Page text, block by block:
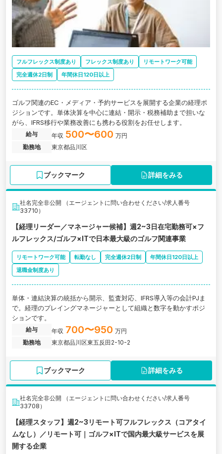
フルフレックス制度あり フレックス制度あり
リモートワーク可能
完全週休2日制
年間休日120日以上
ゴルフ関連のEC・メディア・予約サービスを展開する企業の経理ポ
ジションです。単体決算を中心に連結・開示・税務補助まで担いな
がら、IFRS移行や業務改善にも携わる役割をお任せします。
給与 年収 500〜600 万円
勤務地
東京都品川区
ブックマーク 詳細をみる
社名完全非公開 （エージェントに問い合わせください/求人番号
33710）
【経理リーダー／マネージャー候補】週2~3日在宅勤務可×フ
ルフレックス/ゴルフ×ITで日本最大級のゴルフ関連事業
リモートワーク可能 転勤なし 完全週休2日制
年間休日120日以上
退職金制度あり
単体・連結決算の統括から開示、監査対応、IFRS導入等の会計PJま
で。経理のプレイングマネージャーとして組織と数字を動かすポジ
ションです。
給与 年収 700〜950 万円
勤務地
東京都品川区東五反田2-10-2
ブックマーク 詳細をみる
社名完全非公開 （エージェントに問い合わせください/求人番号
33708）
【経理スタッフ】週2~3リモート可フルフレックス（コアタイ
ムなし）／リモート可｜ゴルフ×ITで国内最大級サービスを展
開する企業